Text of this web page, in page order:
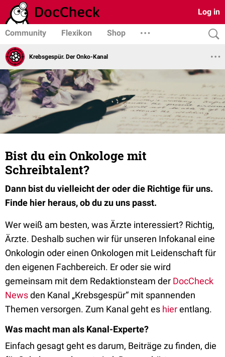
Log in
Community Flexikon Shop
Krebsgespür. Der Onko-Kanal
Bist du ein Onkologe mit
Schreibtalent?
Dann bist du vielleicht der oder die Richtige für uns.
Finde hier heraus, ob du zu uns passt.
Wer weiß am besten, was Ärzte interessiert? Richtig,
Ärzte. Deshalb suchen wir für unseren Infokanal eine
Onkologin oder einen Onkologen mit Leidenschaft für
den eigenen Fachbereich. Er oder sie wird
gemeinsam mit dem Redaktionsteam der DocCheck
Newsden Kanal „Krebsgespür“ mit spannenden
Themen versorgen. Zum Kanal geht es hierentlang.
Was macht man als Kanal-Experte?
Einfach gesagt geht es darum, Beiträge zu finden, die